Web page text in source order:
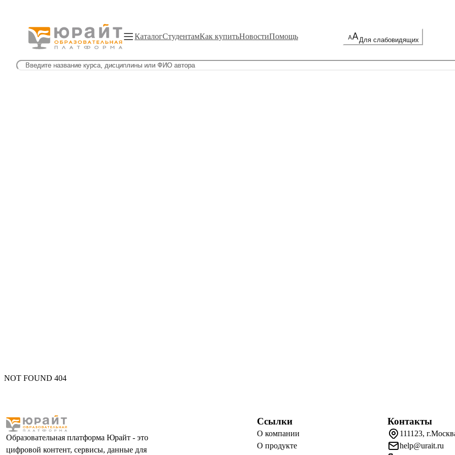
КаталогСтудентамКак купитьНовостиПомощь Для слабовидящих
NOT FOUND 404
Образовательная платформа Юрайт - это
цифровой контент, сервисы, данные для
Ссылки
О компании
О продукте
Контакты
111123,
help@urait.ru